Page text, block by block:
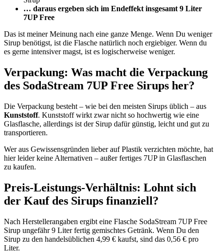
… daraus ergeben sich im Endeffekt insgesamt 9 Liter
7UP Free
Das ist meiner Meinung nach eine ganze Menge. Wenn Du weniger
Sirup benötigst, ist die Flasche natürlich noch ergiebiger. Wenn du
es gerne intensiver magst, ist es logischerweise weniger.
Verpackung: Was macht die Verpackung
des SodaStream 7UP Free Sirups her?
Die Verpackung besteht – wie bei den meisten Sirups üblich – aus
Kunststoff. Kunststoff wirkt zwar nicht so hochwertig wie eine
Glasflasche, allerdings ist der Sirup dafür günstig, leicht und gut zu
transportieren.
Wer aus Gewissensgründen lieber auf Plastik verzichten möchte, hat
hier leider keine Alternativen – außer fertiges 7UP in Glasflaschen
zu kaufen.
Preis-Leistungs-Verhältnis: Lohnt sich
der Kauf des Sirups finanziell?
Nach Herstellerangaben ergibt eine Flasche SodaStream 7UP Free
Sirup ungefähr 9 Liter fertig gemischtes Getränk. Wenn Du den
Sirup zu den handelsüblichen 4,99 € kaufst, sind das 0,56 € pro
Liter.